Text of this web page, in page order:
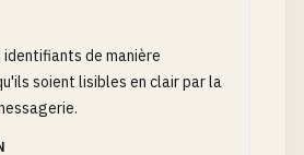
de manière
soient lisibles en clair par la